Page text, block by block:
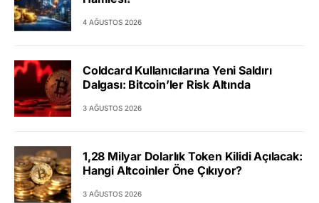
4 AĞUSTOS 2026
Coldcard Kullanıcılarına Yeni Saldırı
Dalgası: Bitcoin’ler Risk Altında
3 AĞUSTOS 2026
1,28 Milyar Dolarlık Token Kilidi Açılacak:
Hangi Altcoinler Öne Çıkıyor?
3 AĞUSTOS 2026